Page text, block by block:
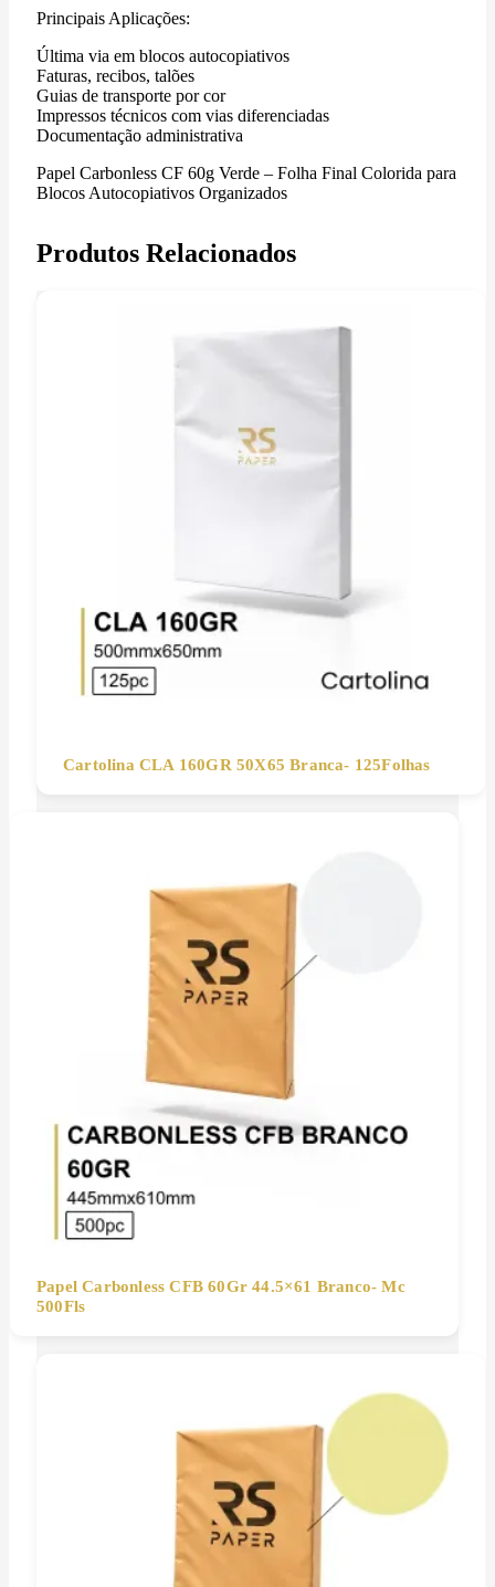
Principais Aplicações:
Última via em blocos autocopiativos
Faturas, recibos, talões
Guias de transporte por cor
Impressos técnicos com vias diferenciadas
Documentação administrativa
Papel Carbonless CF 60g Verde – Folha Final Colorida para
Blocos Autocopiativos Organizados
Produtos Relacionados
Cartolina CLA 160GR 50X65 Branca- 125Folhas
Papel Carbonless CFB 60Gr 44.5×61 Branco- Mc
500Fls